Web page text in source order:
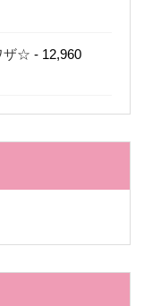
ザ☆ - 12,960